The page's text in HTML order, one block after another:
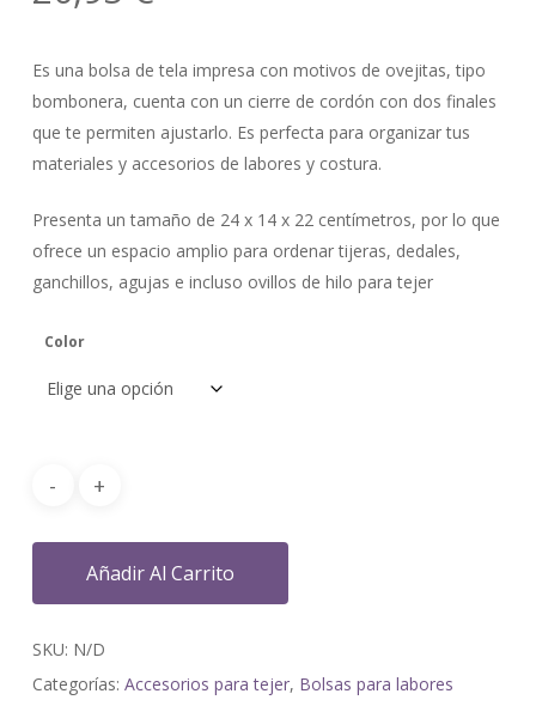
Es una bolsa de tela impresa con motivos de ovejitas, tipo
bombonera, cuenta con un cierre de cordón con dos finales
que te permiten ajustarlo. Es perfecta para organizar tus
materiales y accesorios de labores y costura.
Presenta un tamaño de 24 x 14 x 22 centímetros, por lo que
ofrece un espacio amplio para ordenar tijeras, dedales,
ganchillos, agujas e incluso ovillos de hilo para tejer
Color
Añadir Al Carrito
SKU: N/D
Categorías: Accesorios para tejer, Bolsas para labores